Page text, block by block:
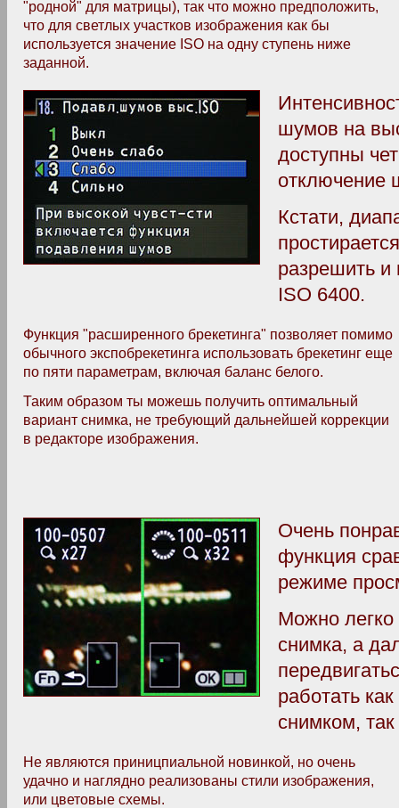
"родной" для матрицы), так что можно предположить,
что для светлых участков изображения как бы
используется значение ISO на одну ступень ниже
заданной.
шумов на
доступны
отключение
Кстати,
разрешить и
ISO 6400.
Функция "расширенного брекетинга" позволяет помимо
обычного экспобрекетинга использовать брекетинг еще
по пяти параметрам, включая баланс белого.
Таким образом ты можешь получить оптимальный
вариант снимка, не требующий дальнейшей коррекции
в редакторе изображения.
Очень
функция
режиме
Можно легко
снимка, а
работать
снимком,
Не являются приницпиальной новинкой, но очень
удачно и наглядно реализованы стили изображения,
или цветовые схемы.